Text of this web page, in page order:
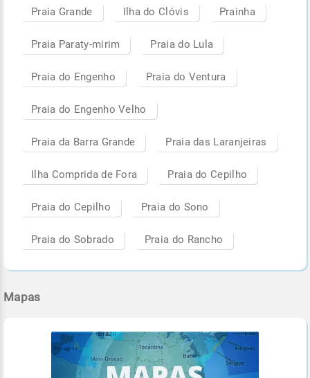
Praia Grande Ilha do Clóvis Prainha
Praia Paraty-mirim Praia do Lula
Praia do Engenho Praia do Ventura
Praia do Engenho Velho
Praia da Barra Grande Praia das Laranjeiras
Ilha Comprida de Fora Praia do Cepilho
Praia do Cepilho Praia do Sono
Praia do Sobrado Praia do Rancho
Mapas